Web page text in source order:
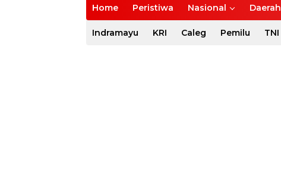
Home Peristiwa Nasional Daerah
Indramayu KRI Caleg Pemilu TNI